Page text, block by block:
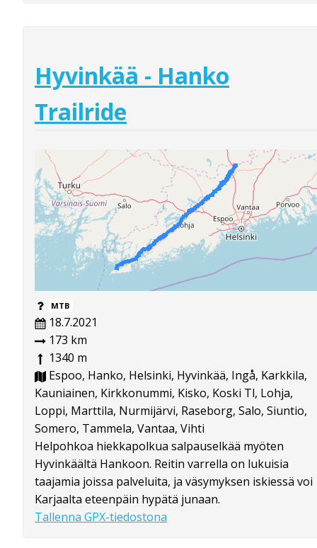
Hyvinkää - Hanko
Trailride
MTB
18.7.2021
173 km
1340 m
Espoo, Hanko, Helsinki, Hyvinkää, Ingå, Karkkila,
Kauniainen, Kirkkonummi, Kisko, Koski Tl, Lohja,
Loppi, Marttila, Nurmijärvi, Raseborg, Salo, Siuntio,
Somero, Tammela, Vantaa, Vihti
Helpohkoa hiekkapolkua salpauselkää myöten
Hyvinkäältä Hankoon. Reitin varrella on lukuisia
taajamia joissa palveluita, ja väsymyksen iskiessä voi
Karjaalta eteenpäin hypätä junaan.
Tallenna GPX-tiedostona